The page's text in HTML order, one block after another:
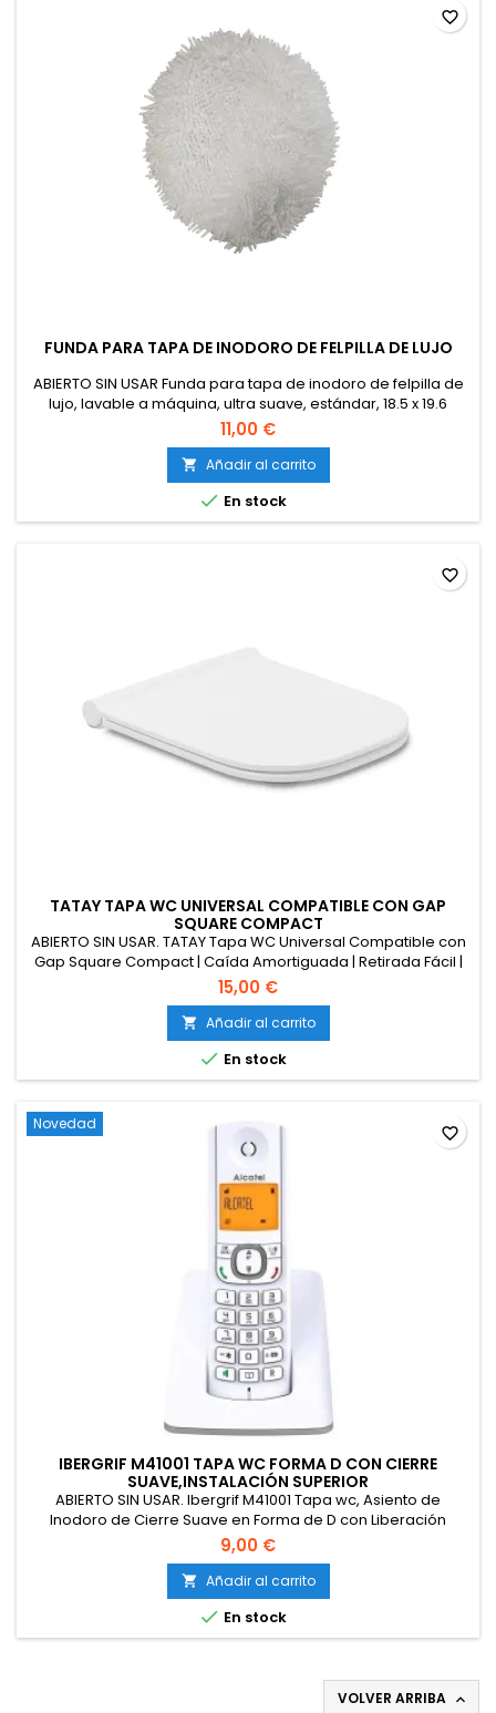
FUNDA PARA TAPA DE INODORO DE FELPILLA DE LUJO
ABIERTO SIN USAR Funda para tapa de inodoro de felpilla de
lujo, lavable a máquina, ultra suave, estándar, 18.5 x 19.6
pulgadas, color blanco
11,00 €
 Añadir al carrito
 En stock
favorite_border
TATAY TAPA WC UNIVERSAL COMPATIBLE CON GAP
SQUARE COMPACT
ABIERTO SIN USAR. TATAY Tapa WC Universal Compatible con
Gap Square Compact | Caída Amortiguada | Retirada Fácil |
Inodoros Cuadrados | Termoplástico Resistente y Anti
Bacterias | Diseño Slim - 34,5x43 cm - G-Compact
15,00 €
 Añadir al carrito
 En stock
favorite_border
Novedad
IBERGRIF M41001 TAPA WC FORMA D CON CIERRE
SUAVE,INSTALACIÓN SUPERIOR
ABIERTO SIN USAR. Ibergrif M41001 Tapa wc, Asiento de
Inodoro de Cierre Suave en Forma de D con Liberación
Rápida para una Fácil Limpieza, Blanco
9,00 €
 Añadir al carrito
 En stock
favorite_border
VOLVER ARRIBA 